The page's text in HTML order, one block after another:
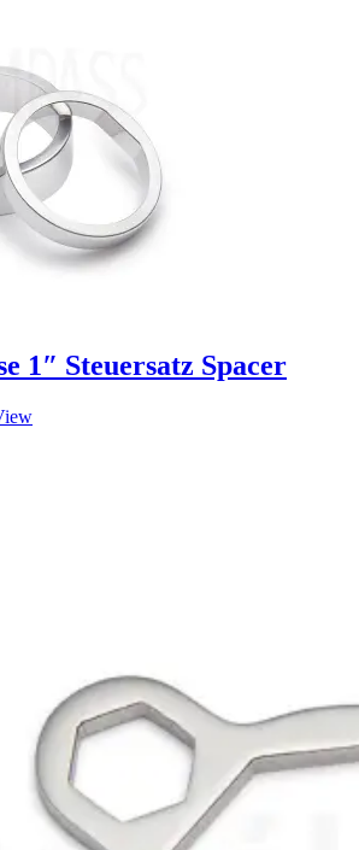
1″ Steuersatz Spacer